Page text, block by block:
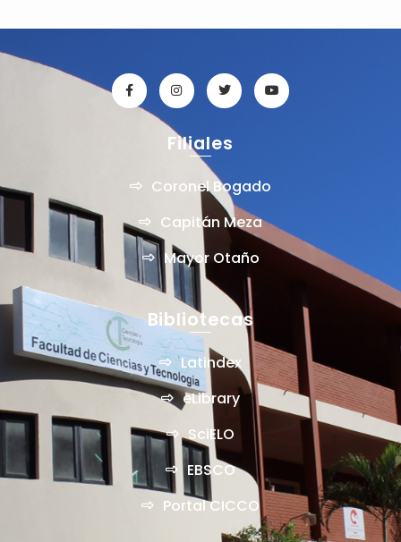
Filiales
Coronel Bogado
Capitán Meza
Mayor Otaño
Bibliotecas
Latindex
eLibrary
SciELO
EBSCO
Portal CICCO